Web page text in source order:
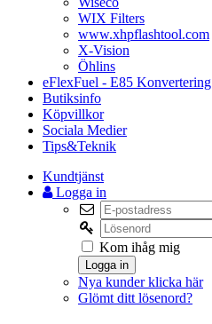
WIX Filters
www.xhpflashtool.com
X-Vision
Öhlins
eFlexFuel - E85 Konvertering
Butiksinfo
Köpvillkor
Sociala Medier
Tips&Teknik
Kundtjänst
Logga in
Kom ihåg mig
Logga in
Nya kunder klicka här
Glömt ditt lösenord?